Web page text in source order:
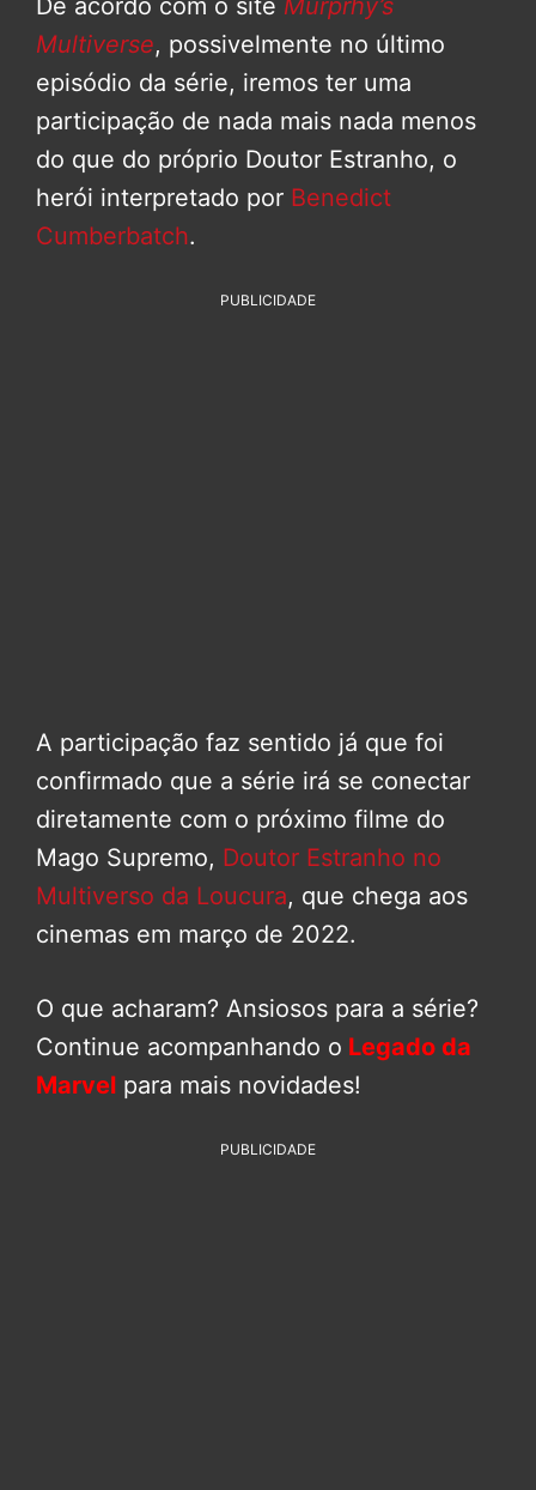
De acordo com o site Murprhy’s
Multiverse, possivelmente no último
episódio da série, iremos ter uma
participação de nada mais nada menos
do que do próprio Doutor Estranho, o
herói interpretado por Benedict
Cumberbatch.
PUBLICIDADE
A participação faz sentido já que foi
confirmado que a série irá se conectar
diretamente com o próximo filme do
Mago Supremo, Doutor Estranho no
Multiverso da Loucura, que chega aos
cinemas em março de 2022.
O que acharam? Ansiosos para a série?
Continue acompanhando o Legado da
Marvel para mais novidades!
PUBLICIDADE